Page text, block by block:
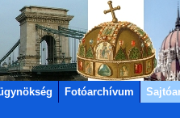
Fotóarchívum